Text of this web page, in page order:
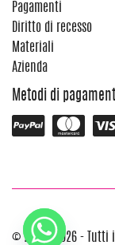
Pagamenti
Diritto di recesso
Materiali
Azienda
Metodi di
© 2012 - 2026 - Tutti